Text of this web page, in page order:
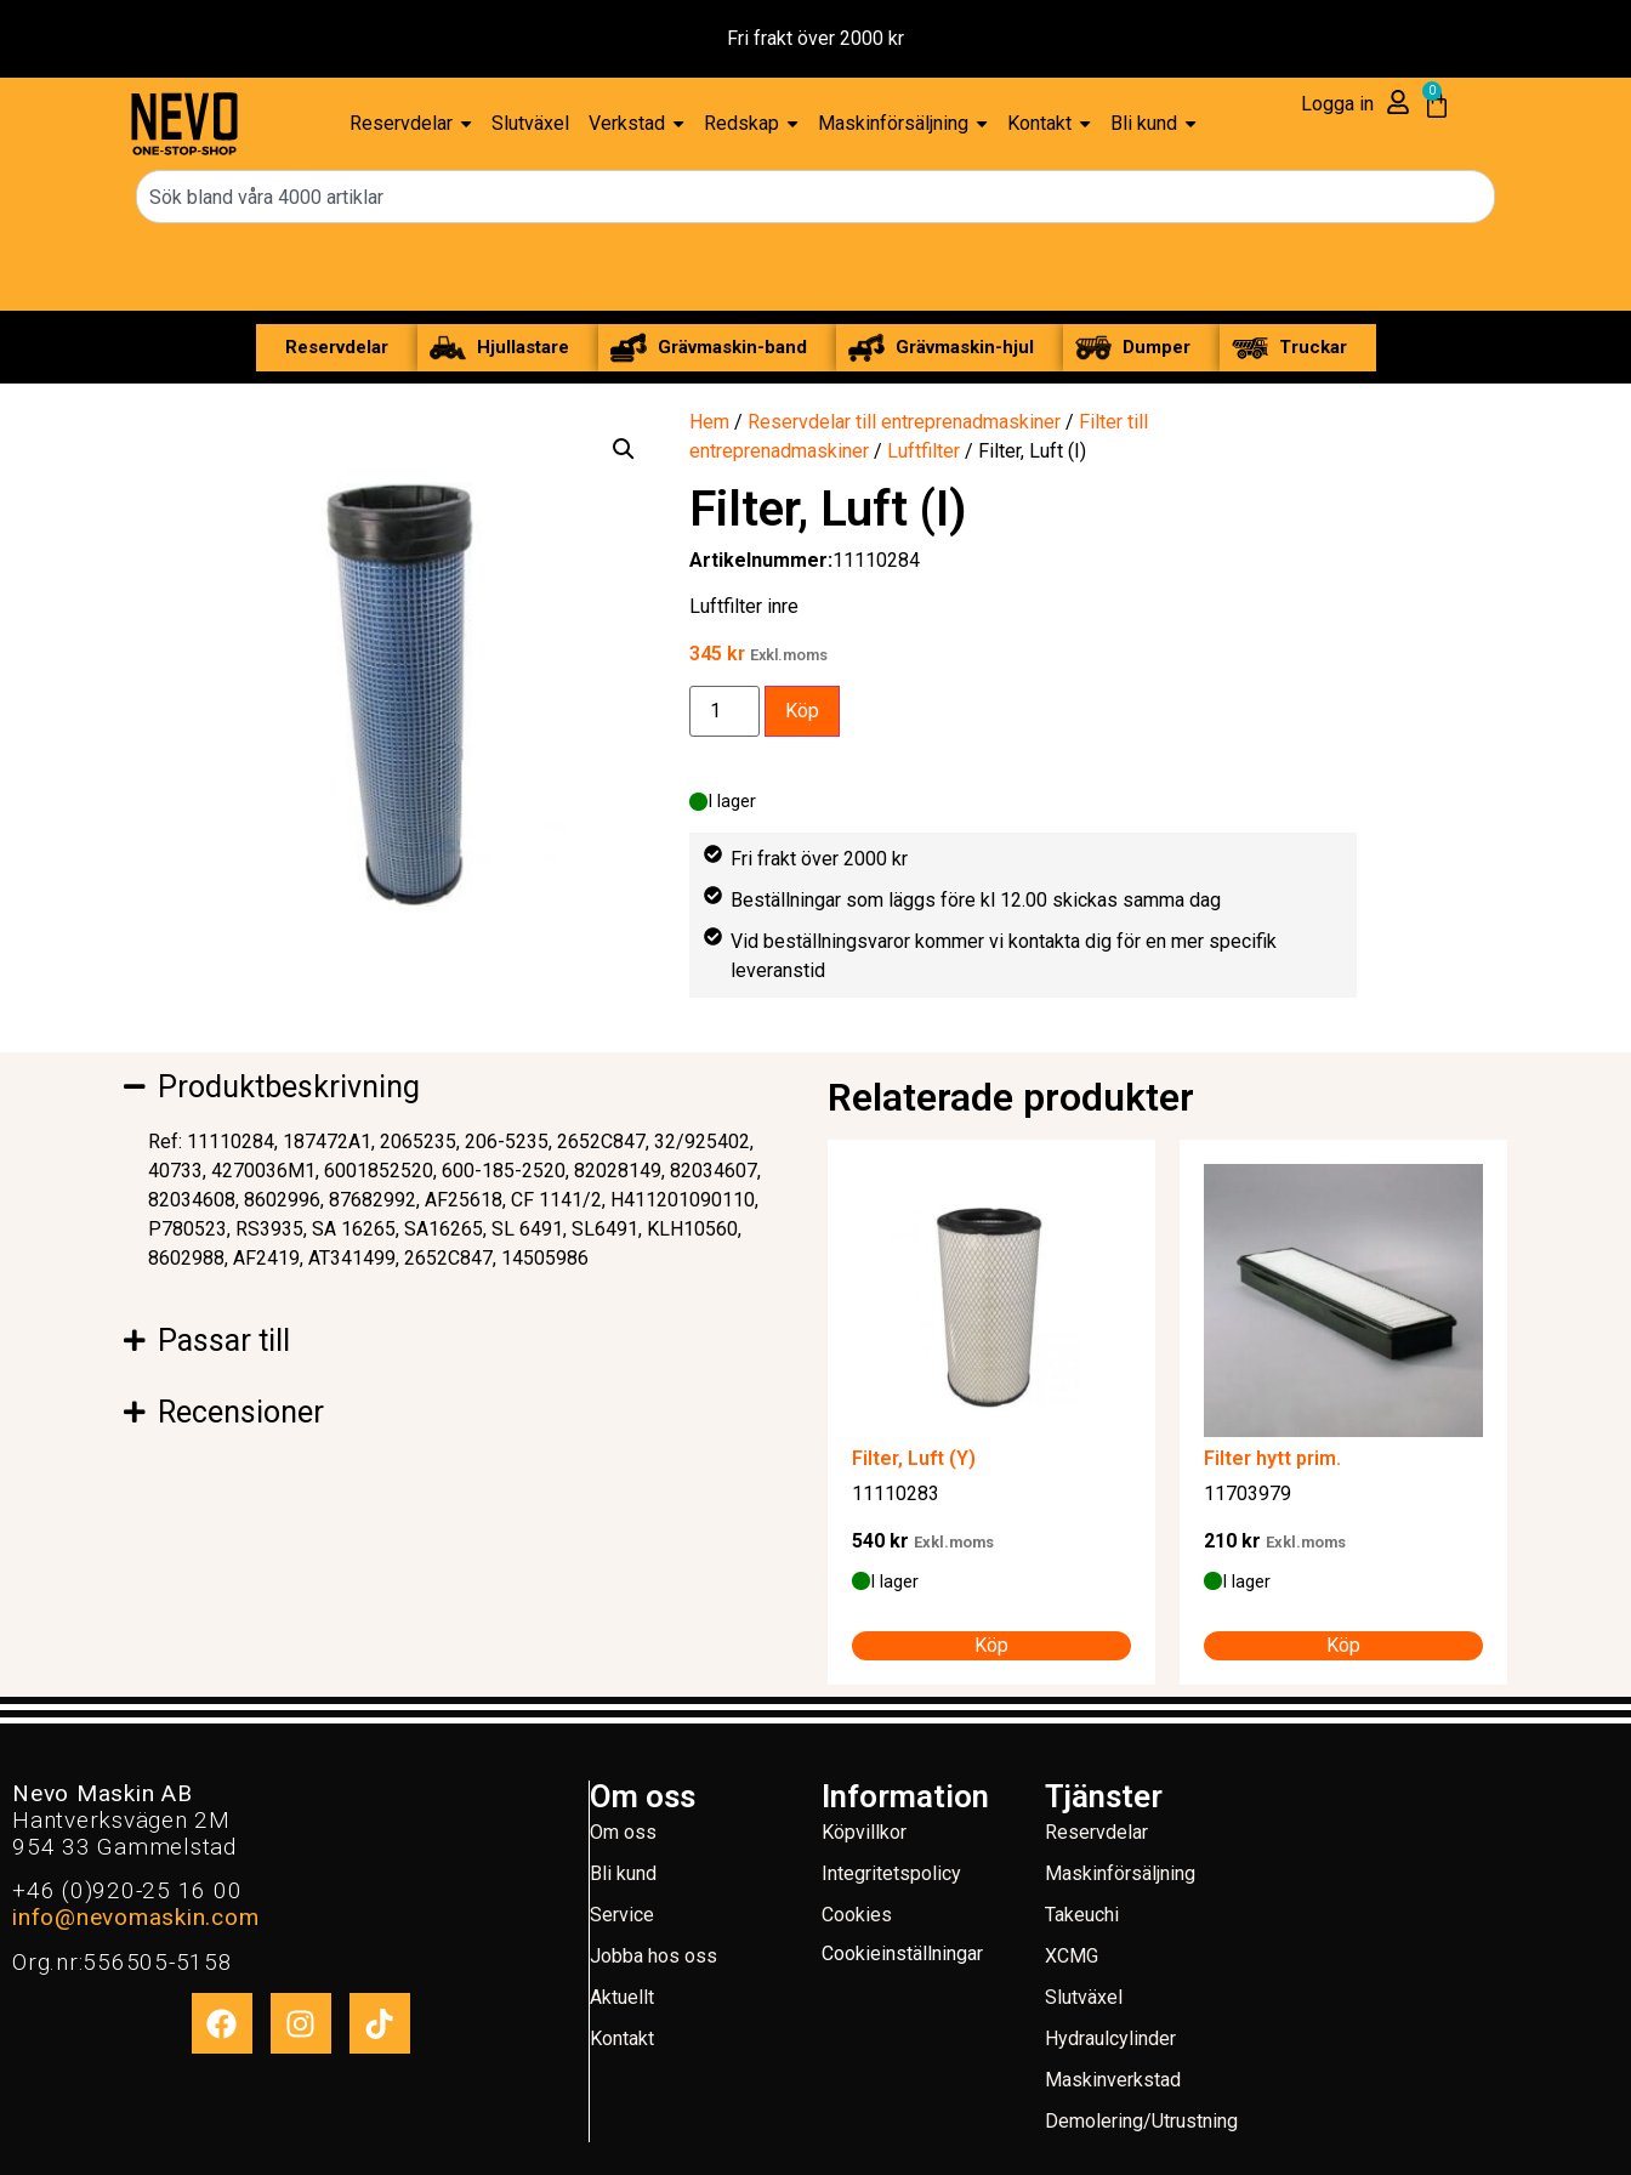
Reservdelar Slutväxel Verkstad Redskap Maskinförsäljning Kontakt Bli kund
Logga in
0
Reservdelar Hjullastare Grävmaskin-band Grävmaskin-hjul Dumper Truckar
Hem / Reservdelar till entreprenadmaskiner / Filter till
entreprenadmaskiner / Luftfilter / Filter, Luft (I)
Filter, Luft (I)
Artikelnummer:11110284
Luftfilter inre
345 kr Exkl.moms
I lager
Köp
Fri frakt över 2000 kr
Beställningar som läggs före kl 12.00 skickas samma dag
Vid beställningsvaror kommer vi kontakta dig för en mer specifik
leveranstid
Produktbeskrivning
Ref: 11110284, 187472A1, 2065235, 206-5235, 2652C847, 32/925402,
40733, 4270036M1, 6001852520, 600-185-2520, 82028149, 82034607,
82034608, 8602996, 87682992, AF25618, CF 1141/2, H411201090110,
P780523, RS3935, SA 16265, SA16265, SL 6491, SL6491, KLH10560,
8602988, AF2419, AT341499, 2652C847, 14505986
Passar till
Recensioner
Relaterade produkter
Filter, Luft (Y)
11110283
540 kr Exkl.moms
I lager
Köp
Filter hytt prim.
11703979
210 kr Exkl.moms
I lager
Köp
Nevo Maskin AB
Hantverksvägen 2M
954 33 Gammelstad
+46 (0)920-25 16 00
info@nevomaskin.com
Org.nr:556505-5158
Om oss
Om oss
Bli kund
Service
Jobba hos oss
Aktuellt
Kontakt
Information
Köpvillkor
Integritetspolicy
Cookies
Cookieinställningar
Tjänster
Reservdelar
Maskinförsäljning
Takeuchi
XCMG
Slutväxel
Hydraulcylinder
Maskinverkstad
Demolering/Utrustning